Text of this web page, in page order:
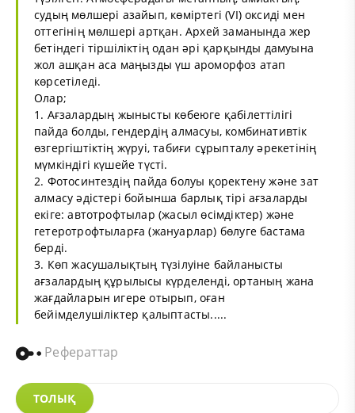
судың мөлшері азайып, көміртегі (VI) оксиді мен
оттегінің мөлшері артқан. Архей заманында жер
бетіндегі тіршіліктің одан әрі қарқынды дамуына
жол ашқан аса маңызды үш ароморфоз атап
көрсетіледі.
Олар;
1. Ағзалардың жынысты көбеюге қабілеттілігі
пайда болды, гендердің алмасуы, комбинативтік
өзгергіштіктің жүруі, табиғи сұрыпталу әрекетінің
мүмкіндігі күшейе түсті.
2. Фотосинтездің пайда болуы қоректену және зат
алмасу әдістері бойынша барлық тірі ағзаларды
екіге: автотрофтылар (жасыл өсімдіктер) және
гетеротрофтыларға (жануарлар) бөлуге бастама
берді.
3. Көп жасушалықтың түзілуіне байланысты
ағзалардың құрылысы күрделенді, ортаның жана
жағдайларын игере отырып, оған
бейімделушіліктер қалыптасты.....
Рефераттар
ТОЛЫҚ